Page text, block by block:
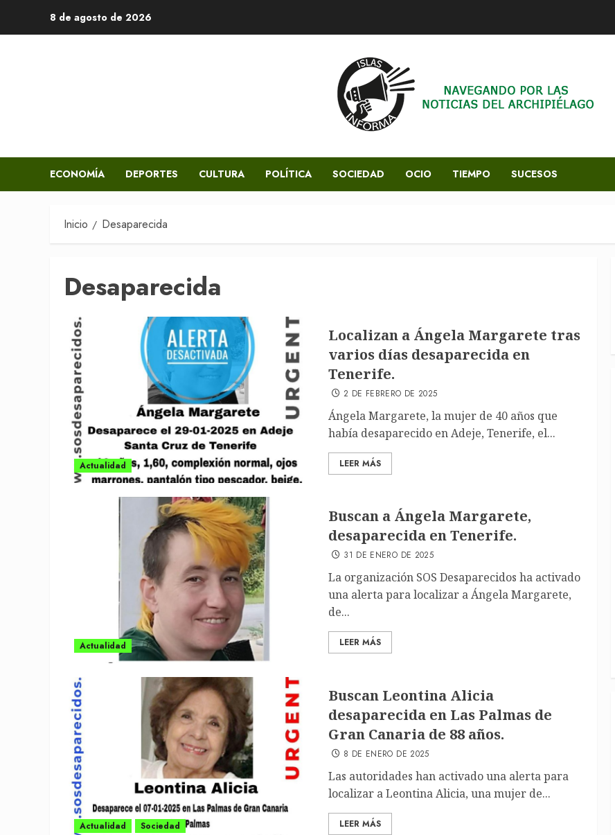
8 de agosto de 2026
ECONOMÍA DEPORTES CULTURA POLÍTICA SOCIEDAD OCIO TIEMPO SUCESOS
Inicio Desaparecida
Desaparecida
Actualidad
Localizan a Ángela Margarete tras
varios días desaparecida en
Tenerife.
2 DE FEBRERO DE 2025
Ángela Margarete, la mujer de 40 años que
había desaparecido en Adeje, Tenerife, el...
LEER MÁS
Actualidad
Buscan a Ángela Margarete,
desaparecida en Tenerife.
31 DE ENERO DE 2025
La organización SOS Desaparecidos ha activado
una alerta para localizar a Ángela Margarete,
de...
LEER MÁS
Actualidad Sociedad
Buscan Leontina Alicia
desaparecida en Las Palmas de
Gran Canaria de 88 años.
8 DE ENERO DE 2025
Las autoridades han activado una alerta para
localizar a Leontina Alicia, una mujer de...
LEER MÁS